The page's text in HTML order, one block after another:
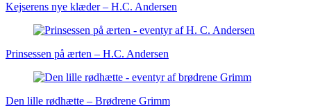
Kejserens nye klæder – H.C. Andersen
Prinsessen på ærten – H.C. Andersen
Den lille rødhætte – Brødrene Grimm